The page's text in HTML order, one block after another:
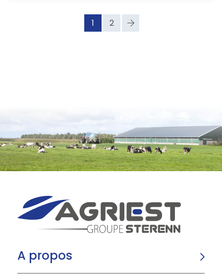
1 2
A propos